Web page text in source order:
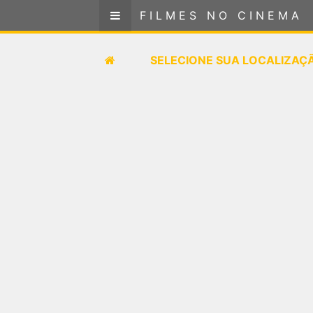
FILMES NO CINEMA
SELECIONE SUA
FILMES NO CINEMA
SELECIONE SUA LOCALIZAÇÃO